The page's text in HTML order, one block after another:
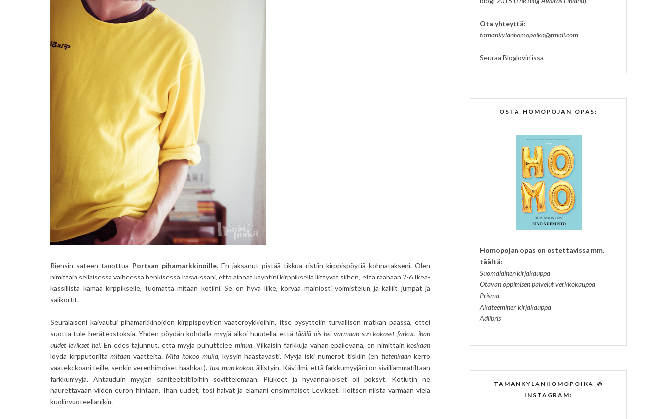
Riensin sateen tauottua Portsan pihamarkkinoille. En jaksanut pistää tikkua ristiin kirppispöytiä kohnatakseni. Olen
nimittäin sellaisessa vaiheessa henkisessä kasvussani, että ainoat käyntini kirppiksellä liittyvät siihen, että raahaan 2-6 Ikea-
kassillista kamaa kirppikselle, tuomatta mitään kotiini. Se on hyvä liike, korvaa mainiosti voimistelun ja kalliit jumpat ja
salikortit.
Seuralaiseni kaivautui pihamarkkinoiden kirppispöytien vaateröykkiöihin, itse pysyttelin turvallisen matkan päässä, ettei
suotta tule heräteostoksia. Yhden pöydän kohdalla myyjä alkoi huudella, ettätäällä ois hei varmaan sun kokoset farkut, ihan
uudet levikset hei. En edes tajunnut, että myyjä puhuttelee minua. Vilkaisin farkkuja vähän epäilevänä, en nimittäin koskaan
löydä kirpputorilta mitäänvaatteita. Mitä kokoo muka, kysyin haastavasti. Myyjä iski numerot tiskiin (entietenkään kerro
vaatekokoani teille, senkin verenhimoiset haahkat). Just mun kokoo, ällistyin. Kävi ilmi, että farkkumyyjäni on siviiliammatiltaan
farkkumyyjä. Ahtauduin myyjän saniteettitiloihin sovittelemaan. Piukeet ja hyvännäköiset oli pöksyt. Kotiutin ne
naurettavaan viiden euron hintaan. Ihan uudet, tosi halvat ja elämäni ensimmäiset Levikset. Iloitsen niistä varmaan vielä
kuolinvuoteellanikin.
Ota yhteyttä:
tamankylanhomopoika@gmail.com
Seuraa Bloglovin'issa
OSTA HOMOPOJAN OPAS:
Homopojan opas on ostettavissa mm.
täältä:
Suomalainen kirjakauppa
Otavan oppimisen palvelut verkkokauppa
Prisma
Akateeminen kirjakauppa
Adlibris
TAMANKYLANHOMOPOIKA @
INSTAGRAM: